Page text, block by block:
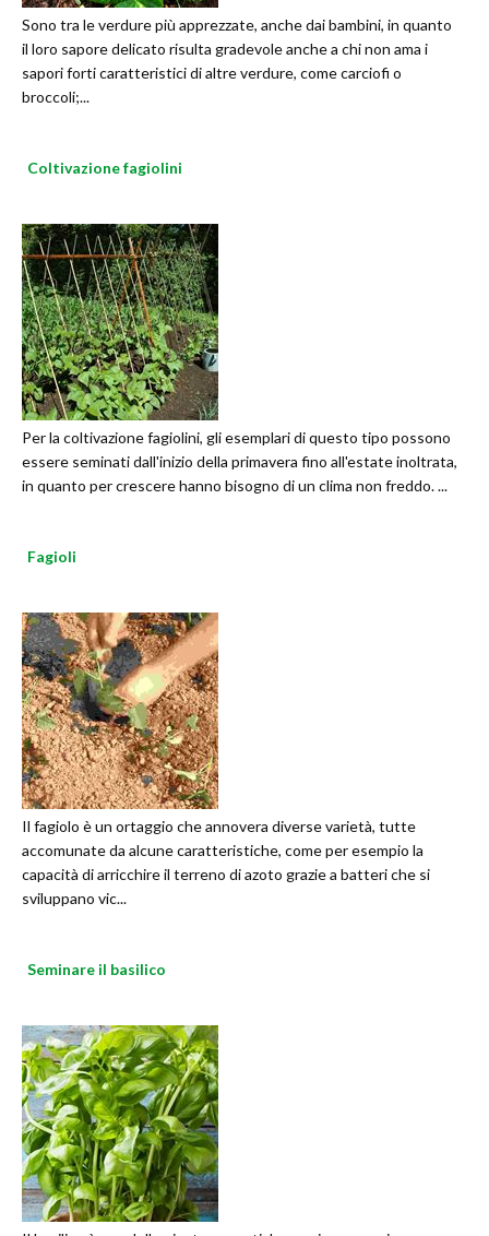
Sono tra le verdure più apprezzate, anche dai bambini, in quanto
il loro sapore delicato risulta gradevole anche a chi non ama i
sapori forti caratteristici di altre verdure, come carciofi o
broccoli;...
Coltivazione fagiolini
Per la coltivazione fagiolini, gli esemplari di questo tipo possono
essere seminati dall'inizio della primavera fino all'estate inoltrata,
in quanto per crescere hanno bisogno di un clima non freddo. ...
Fagioli
Il fagiolo è un ortaggio che annovera diverse varietà, tutte
accomunate da alcune caratteristiche, come per esempio la
capacità di arricchire il terreno di azoto grazie a batteri che si
sviluppano vic...
Seminare il basilico